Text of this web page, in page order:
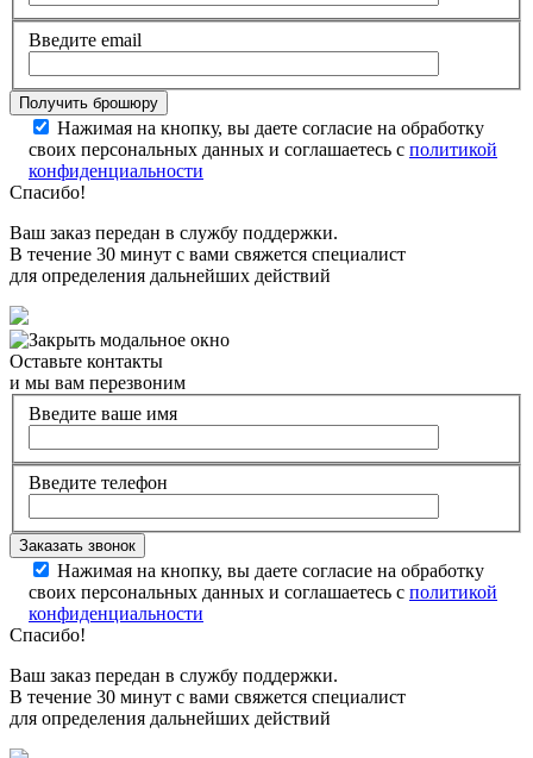
Введите email
Нажимая на кнопку, вы даете согласие на обработку
своих персональных данных и соглашаетесь с политикой
конфиденциальности
Спасибо!
Ваш заказ передан в службу поддержки.
В течение 30 минут с вами свяжется специалист
для определения дальнейших действий
Оставьте контакты
и мы вам перезвоним
Введите ваше имя
Введите телефон
Нажимая на кнопку, вы даете согласие на обработку
своих персональных данных и соглашаетесь с политикой
конфиденциальности
Спасибо!
Ваш заказ передан в службу поддержки.
В течение 30 минут с вами свяжется специалист
для определения дальнейших действий